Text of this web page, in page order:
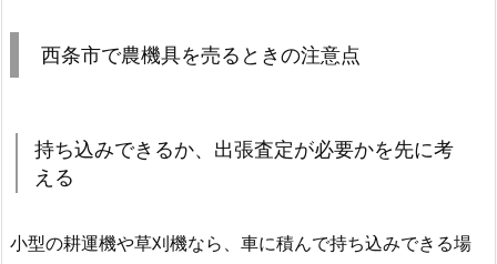
西条市で農機具を売るときの注意点
持ち込みできるか、出張査定が必要かを先に考
える
小型の耕運機や草刈機なら、車に積んで持ち込みできる場